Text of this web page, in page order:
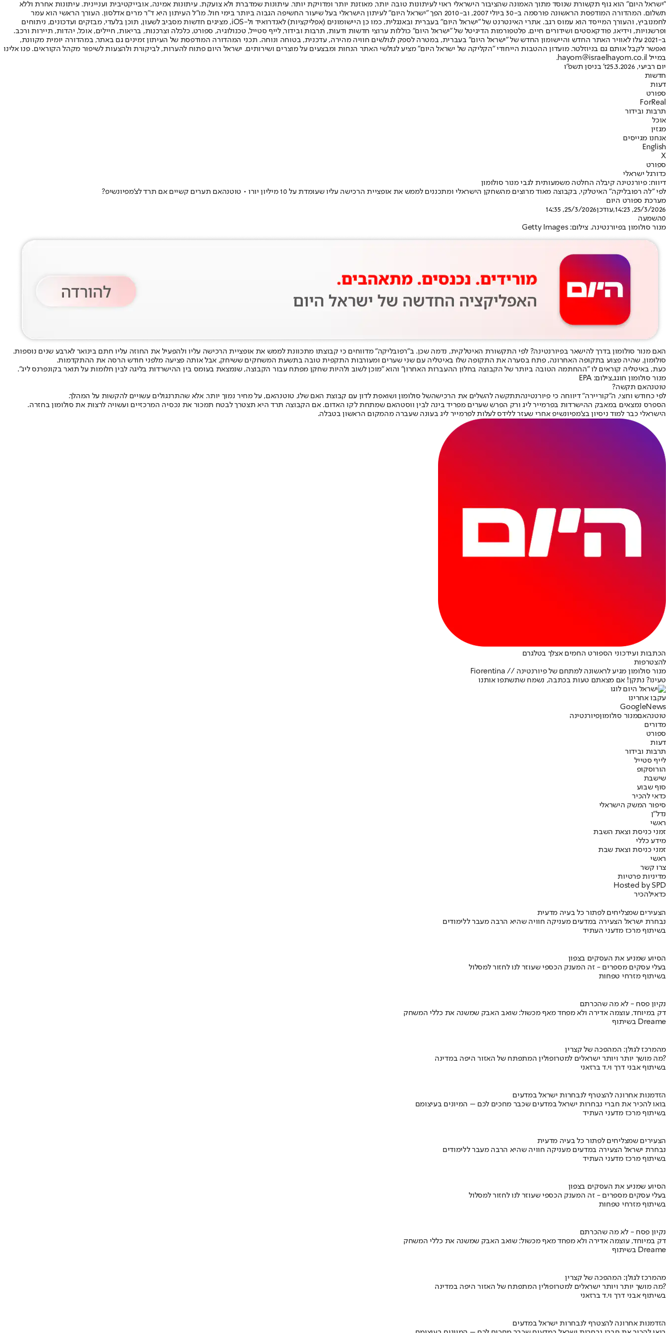
"ישראל היום" הוא גוף תקשורת שנוסד מתוך האמונה שהציבור הישראלי ראוי לעיתונות טובה יותר, מאוזנת יותר ומדויקת יותר. עיתונות שמדברת ולא צועקת. עיתונות אמינה, אובייקטיבית ועניינית. עיתונות אחרת וללא
תשלום. המהדורה המודפסת הראשונה פורסמה ב-30 ביולי 2007, וב-2010 הפך "ישראל היום" לעיתון הישראלי בעל שיעור החשיפה הגבוה ביותר בימי חול. מו"ל העיתון היא ד"ר מרים אדלסון. העורך הראשי הוא עמר
לחמנוביץ, והעורך המייסד הוא עמוס רגב. אתרי האינטרנט של "ישראל היום" בעברית ובאנגלית, כמו כן היישומונים (אפליקציות) לאנדרואיד ול-iOS, מציגים חדשות מסביב לשעון, תוכן בלעדי, מבזקים ועדכונים, ניתוחים
ופרשנויות, וידיאו, פודקאסטים ושידורים חיים. פלטפורמות הדיגיטל של "ישראל היום" כוללות ערוצי חדשות ודעות, תרבות ובידור, לייף סטייל, טכנולוגיה, ספורט, כלכלה וצרכנות, בריאות, חיילים, אוכל, יהדות, תיירות ורכב.
ב-2021 עלו לאוויר האתר החדש והיישומון החדש של "ישראל היום" בעברית, במטרה לספק לגולשים חוויה מהירה, עדכנית, בטוחה ונוחה. תכני המהדורה המודפסת של העיתון זמינים גם באתר, במהדורה יומית מקוונת,
ואפשר לקבל אותם גם בניוזלטר. מועדון ההטבות הייחודי "הקליקה של ישראל היום" מציע לגולשי האתר הנחות ומבצעים על מוצרים ושירותים. ישראל היום פתוח להערות, לביקורת ולהצעות לשיפור מקהל הקוראים. פנו אלינו
במייל hayom@israelhayom.co.il.
יום רביעי, 25.3.2026
ז' בניסן תשפ"ו
חדשות
דעות
ספורט
ForReal
תרבות ובידור
אוכל
מגזין
אנחנו מגייסים
English
X
ספורט
כדורגל ישראלי
דיווח: פיורנטינה קיבלה החלטה משמעותית לגבי מנור סולומון
לפי "לה רפובליקה" האיטלקי, בקבוצה מאוד מרוצים מהשחקן הישראלי ומתכננים לממש את אופציית הרכישה עליו שעומדת על 10 מיליון יורו • טוטנהאם תערים קשיים אם תרד לצ'מפיונשיפ?
מערכת ספורט היום
25/3/2026, 14:23
,עודכן25/3/2026, 14:35
0השמעה
מנור סולומון בפיורנטינה. צילום: Getty Images
האם מנור סולומון בדרך להישאר בפיורנטינה? לפי התקשורת האיטלקית, נדמה שכן. ב"רפובליקה" מדווחים כי קבוצתו מתכוונת לממש את אופציית הרכישה עליו ולהפעיל את החוזה עליו חתם בינואר לארבע שנים נוספות.
סולומון, שהיה פצוע בתקופה האחרונה, פתח בסערה את התקופה שלו באיטליה עם שני שערים ומעורבות התקפית טובה בתשעת המשחקים ששיחק, אבל אותה פציעה מלפני חודש הרסה את ההתקדמות.
כעת, באיטליה קוראים לו "ההחתמה הטובה ביותר של הקבוצה בחלון ההעברות האחרון" והוא "מוכן לשוב ולהיות שחקן מפתח עבור הקבוצה, שנמצאת בעומס בין ההישרדות בליגה לבין חלומות על תואר בקונפרנס ליג".
מנור סולומון חוגג,צילום: EPA
טוטנהאם תקשה?
לפי כחודש וחצי, ה"קוריירה" דיווחה כי פיורנטינהתתקשה להשלים את הרכישהשל סולומון ושואפת לדון עם קבוצת האם שלו, טוטנהאם, על מחיר נמוך יותר. אלא שהתרנגולים עשויים להקשות על המהלך.
הספרס נמצאים במאבק ההישרדות בפרמייר ליג ורק הפרש שערים מפריד בינה לבין ווסטהאם שמתחת לקו האדום. אם הקבוצה תרד היא תצטרך לבטח תמכור את נכסיה המרכזיים ועשויה לרצות את סולומון בחזרה.
הישראלי כבר למוד ניסיון בצ'מפיונשיפ אחרי שעזר ללידס לעלות לפרמייר ליג בעונה שעברה מהמקום הראשון בטבלה.
הכתבות ועידכוני הספורט החמים אצלך בטלגרם
להצטרפות
מנור סולומון מגיע לראשונה למתחם של פיורנטינה // Fiorentina
טעינו? נתקן! אם מצאתם טעות בכתבה, נשמח שתשתפו אותנו
עקבו אחרינו
Googl eNews
טוטנהאםמנור סולומוןפיורנטינה
מדורים
ספורט
דעות
תרבות ובידור
לייף סטייל
הורוסקופ
שישבת
סוף שבוע
כדאי להכיר
סיפור המשק הישראלי
נדל"ן
ראשי
זמני כניסת וצאת השבת
מידע כללי
זמני כניסת וצאת שבת
ראשי
צרו קשר
מדיניות פרטיות
Hosted by SPD
כדאילהכיר
הצעירים שמצליחים לפתור כל בעיה מדעית
נבחרת ישראל הצעירה במדעים מעניקה חוויה שהיא הרבה מעבר ללימודים
בשיתוף מרכז מדעני העתיד
הסיוע שמניע את העסקים בצפון
בעלי עסקים מספרים - זה המענק הכספי שעוזר לנו לחזור למסלול
בשיתוף מזרחי טפחות
נקיון פסח - לא מה שהכרתם
דק במיוחד, עוצמה אדירה ולא מפחד מאף מכשול: שואב האבק שמשנה את כללי המשחק
בשיתוף Dreame
מהמרכז לגולן: המהפכה של קצרין
מה מושך יותר ויותר ישראלים למטרופולין המתפתח של האזור היפה במדינה?
בשיתוף אבני דרך וי.ד ברזאני
הזדמנות אחרונה להצטרף לנבחרות ישראל במדעים
בואו להכיר את חברי נבחרות ישראל במדעים שכבר מחכים לכם – המיונים בעיצומם
בשיתוף מרכז מדעני העתיד
הצעירים שמצליחים לפתור כל בעיה מדעית
נבחרת ישראל הצעירה במדעים מעניקה חוויה שהיא הרבה מעבר ללימודים
בשיתוף מרכז מדעני העתיד
הסיוע שמניע את העסקים בצפון
בעלי עסקים מספרים - זה המענק הכספי שעוזר לנו לחזור למסלול
בשיתוף מזרחי טפחות
נקיון פסח - לא מה שהכרתם
דק במיוחד, עוצמה אדירה ולא מפחד מאף מכשול: שואב האבק שמשנה את כללי המשחק
בשיתוף Dreame
מהמרכז לגולן: המהפכה של קצרין
מה מושך יותר ויותר ישראלים למטרופולין המתפתח של האזור היפה במדינה?
בשיתוף אבני דרך וי.ד ברזאני
הזדמנות אחרונה להצטרף לנבחרות ישראל במדעים